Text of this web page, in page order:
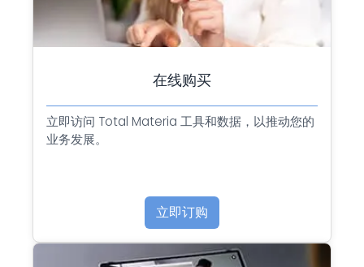
在线购买
立即访问 Total Materia 工具和数据，以推动您的
业务发展。
立即订购